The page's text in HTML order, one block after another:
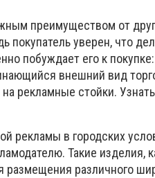
преимуществом от
покупатель уверен, что
побуждает его к
внешний вид
рекламные стойки.
рекламы в городских
Такие изделия,
размещения различного